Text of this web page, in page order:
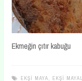
Ekmeğin çıtır kabuğu
EKŞI MAYA EKŞI